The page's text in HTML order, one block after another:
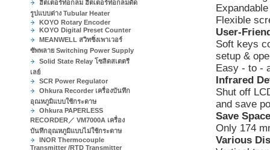
ฮีตเตอร์ท่อกลม ฮีตเตอร์ท่อกลมดัด
รูปแบบต่าง Tubular Heater
KOYO Rotary Encoder
KOYO Digital Preset Counter
MEANWELL สวิทชิ่งเพาเวอร์
ซัพพลาย Switching Power Supply
Solid State Relay โซลิดสเตตรี
เลย์
SCR Power Regulator
Ohkura Recorder เครื่องบันทึก
อุณหภูมิแบบใช้กระดาษ
Ohkura PAPERLESS
RECORDER／ VM7000A เครื่อง
บันทึกอุณหภูมิแบบไม่ใช้กระดาษ
INOR Thermocouple
Transmitter /RTD Transmitter
Flexible
User-
Soft keys
setup &
Easy - to -
Infrared
Shut off
and save
Save
Only 174
Various